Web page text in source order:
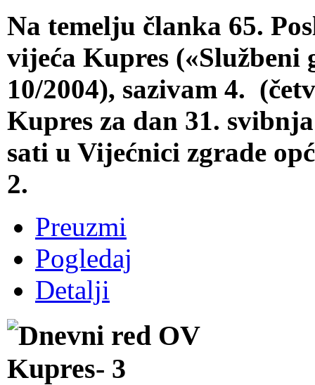
Na temelju članka 65.
vijeća Kupres
10/2004), sazivam 4.
Kupres za dan 31.
sati u Vijećnici zgrade
2.
Preuzmi
Pogledaj
Detalji